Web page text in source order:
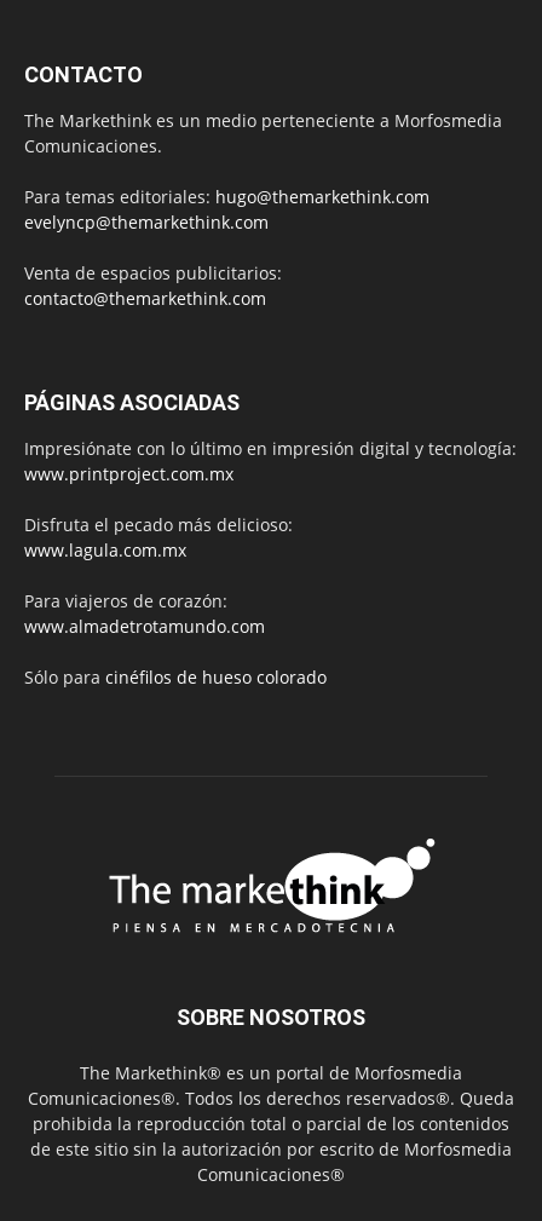
CONTACTO
The Markethink es un medio perteneciente a Morfosmedia
Comunicaciones.
Para temas editoriales: hugo@themarkethink.com
evelyncp@themarkethink.com
Venta de espacios publicitarios:
contacto@themarkethink.com
PÁGINAS ASOCIADAS
Impresiónate con lo último en impresión digital y tecnología:
www.printproject.com.mx
Disfruta el pecado más delicioso:
www.lagula.com.mx
Para viajeros de corazón:
www.almadetrotamundo.com
Sólo para cinéfilos de hueso colorado
SOBRE NOSOTROS
The Markethink® es un portal de Morfosmedia
Comunicaciones®. Todos los derechos reservados®. Queda
prohibida la reproducción total o parcial de los contenidos
de este sitio sin la autorización por escrito de Morfosmedia
Comunicaciones®